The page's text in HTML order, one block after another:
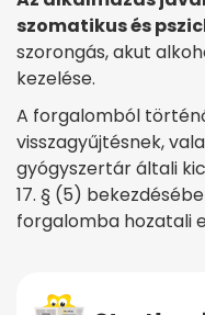
szomatikus és
szorongás, akut
kezelése.
A forgalomból
visszagyűjtésnek,
gyógyszertár általi
17. § (5)
forgalomba hozatali